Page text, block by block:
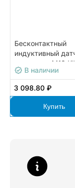
Бесконтактный
индуктивный
разъемом М12
LA18-80.5P1.U1.E
В наличии
3 098.80 ₽
Купить